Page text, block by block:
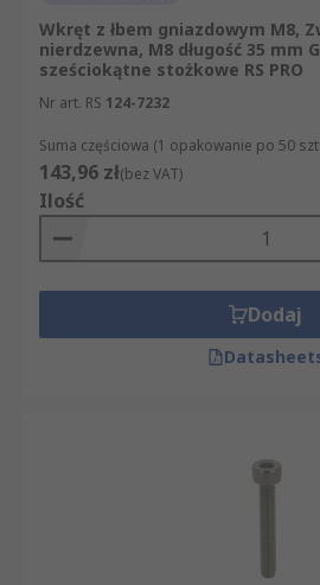
Wkręt z łbem gniazdowym M8,
nierdzewna, M8 długość 35 mm
sześciokątne stożkowe RS PRO
Nr art. RS 124-7232
Suma częściowa (1 opakowanie po 50
143,96 zł(bez VAT)
Ilość
Dodaj